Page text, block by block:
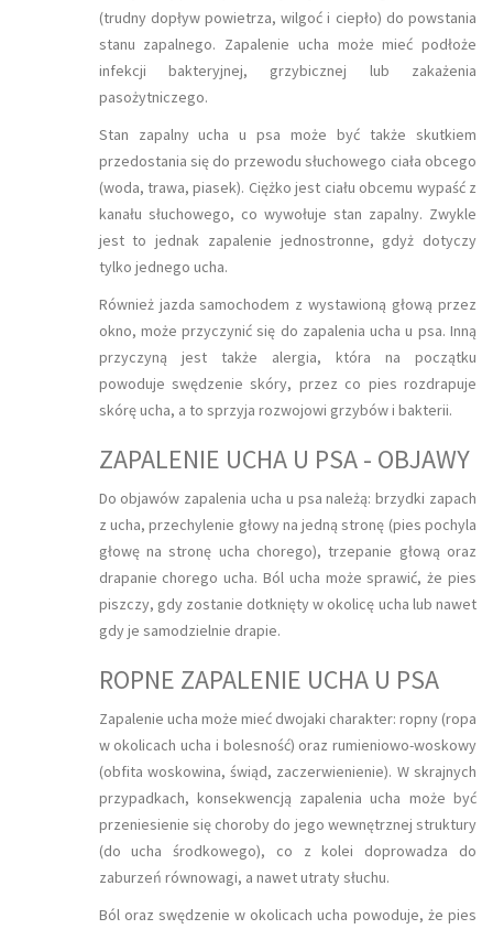
(trudny dopływ powietrza, wilgoć i ciepło) do powstania
stanu zapalnego. Zapalenie ucha może mieć podłoże
infekcji bakteryjnej, grzybicznej lub zakażenia
pasożytniczego.
Stan zapalny ucha u psa może być także skutkiem
przedostania się do przewodu słuchowego ciała obcego
(woda, trawa, piasek). Ciężko jest ciału obcemu wypaść z
kanału słuchowego, co wywołuje stan zapalny. Zwykle
jest to jednak zapalenie jednostronne, gdyż dotyczy
tylko jednego ucha.
Również jazda samochodem z wystawioną głową przez
okno, może przyczynić się do zapalenia ucha u psa. Inną
przyczyną jest także alergia, która na początku
powoduje swędzenie skóry, przez co pies rozdrapuje
skórę ucha, a to sprzyja rozwojowi grzybów i bakterii.
ZAPALENIE UCHA U PSA - OBJAWY
Do objawów zapalenia ucha u psa należą: brzydki zapach
z ucha, przechylenie głowy na jedną stronę (pies pochyla
głowę na stronę ucha chorego), trzepanie głową oraz
drapanie chorego ucha. Ból ucha może sprawić, że pies
piszczy, gdy zostanie dotknięty w okolicę ucha lub nawet
gdy je samodzielnie drapie.
ROPNE ZAPALENIE UCHA U PSA
Zapalenie ucha może mieć dwojaki charakter: ropny (ropa
w okolicach ucha i bolesność) oraz rumieniowo-woskowy
(obfita woskowina, świąd, zaczerwienienie). W skrajnych
przypadkach, konsekwencją zapalenia ucha może być
przeniesienie się choroby do jego wewnętrznej struktury
(do ucha środkowego), co z kolei doprowadza do
zaburzeń równowagi, a nawet utraty słuchu.
Ból oraz swędzenie w okolicach ucha powoduje, że pies